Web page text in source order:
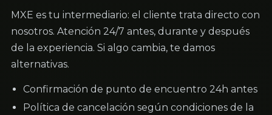
MXE es tu intermediario: el cliente trata directo con
nosotros. Atención 24/7 antes, durante y después
de la experiencia. Si algo cambia, te damos
alternativas.
Confirmación de punto de encuentro 24h antes
Política de cancelación según condiciones de la